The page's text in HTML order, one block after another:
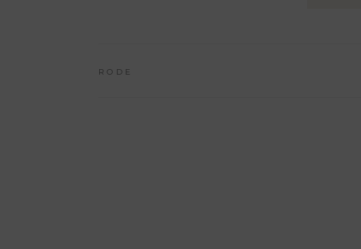
RODE